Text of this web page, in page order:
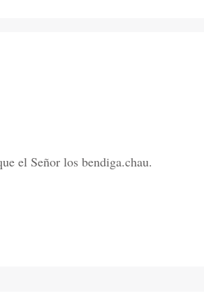
el Señor los bendiga.chau.